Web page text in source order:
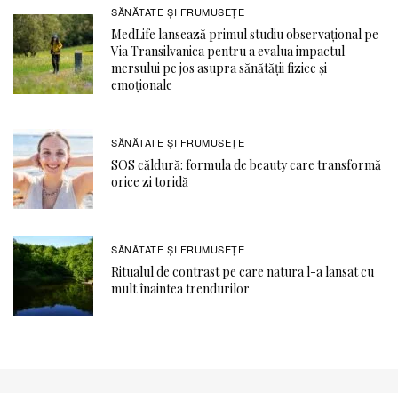
SĂNĂTATE ŞI FRUMUSEȚE
MedLife lansează primul studiu observațional pe
Via Transilvanica pentru a evalua impactul
mersului pe jos asupra sănătății fizice și
emoționale
SĂNĂTATE ŞI FRUMUSEȚE
SOS căldură: formula de beauty care transformă
orice zi toridă
SĂNĂTATE ŞI FRUMUSEȚE
Ritualul de contrast pe care natura l-a lansat cu
mult înaintea trendurilor